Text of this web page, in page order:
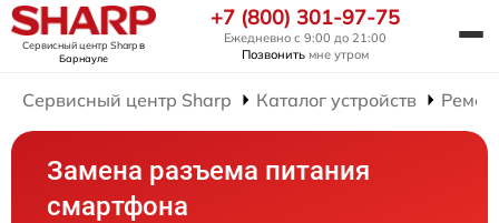
Сервисный центр Sharpв
Барнауле
+7 (800) 301-97-75
Ежедневно с 9:00 до 21:00
Позвонить мне утром
Сервисный центр Sharp Каталог устройств
Замена разъема питания
смартфона